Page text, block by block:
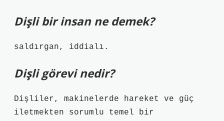
Dişli bir insan ne demek?
saldırgan, iddialı.
Dişli görevi nedir?
Dişliler, makinelerde hareket ve güç
iletmekten sorumlu temel bir